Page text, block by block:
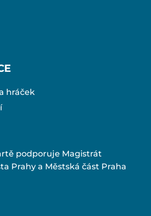
hráček
podporuje Magistrát
Prahy a Městská část Praha